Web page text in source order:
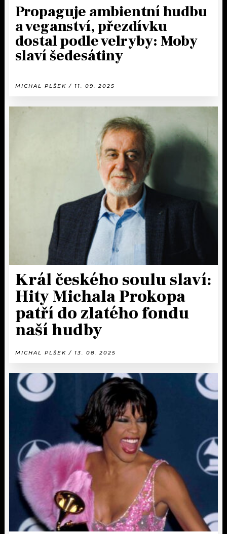
Propaguje ambientní hudbu
a veganství, přezdívku
dostal podle velryby: Moby
slaví šedesátiny
MICHAL PLŠEK / 11. 09. 2025
Král českého soulu slaví:
Hity Michala Prokopa
patří do zlatého fondu
naší hudby
MICHAL PLŠEK / 13. 08. 2025